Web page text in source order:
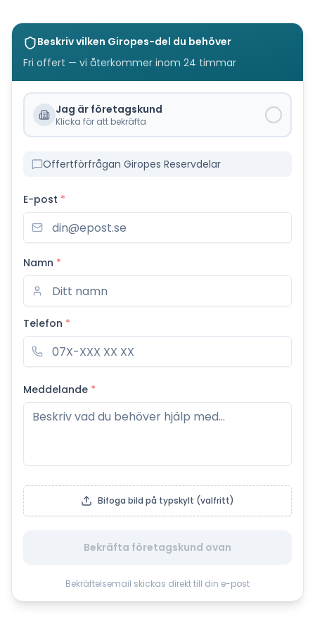
Beskriv vilken Giropes-del du behöver
Fri offert — vi återkommer inom 24 timmar
Jag är företagskund
Klicka för att bekräfta
Offertförfrågan Giropes Reservdelar
E-post *
Namn *
Telefon *
Meddelande *
Bifoga bild på typskylt (valfritt)
Bekräfta företagskund ovan
Bekräftelsemail skickas direkt till din e-post